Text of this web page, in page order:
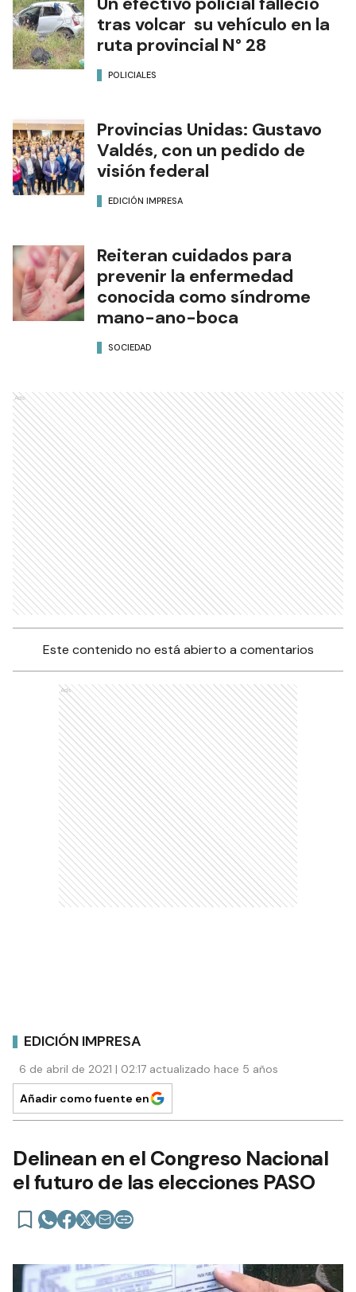
tras volcar su vehículo en la
ruta provincial N° 28
POLICIALES
Provincias Unidas: Gustavo
Valdés, con un pedido de
visión federal
EDICIÓN IMPRESA
Reiteran cuidados para
prevenir la enfermedad
conocida como síndrome
mano-ano-boca
SOCIEDAD
Ads
Este contenido no está abierto a comentarios
Ads
EDICIÓN IMPRESA
6 de abril de 2021 | 02:17 actualizado hace 5 años
Añadir como fuente en
Delinean en el Congreso Nacional
el futuro de las elecciones PASO